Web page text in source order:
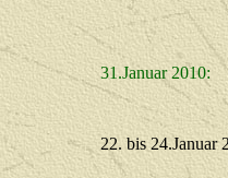
31.Januar 2010:
22. bis 24.Januar